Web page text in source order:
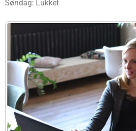
Søndag: Lukket